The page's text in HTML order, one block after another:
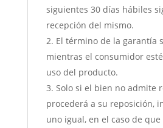
siguientes 30 días hábiles
recepción del mismo.
El término de la garantía
mientras el consumidor
uso del producto.
Solo si el bien no admite
procederá a su reposición,
uno igual, en el caso de